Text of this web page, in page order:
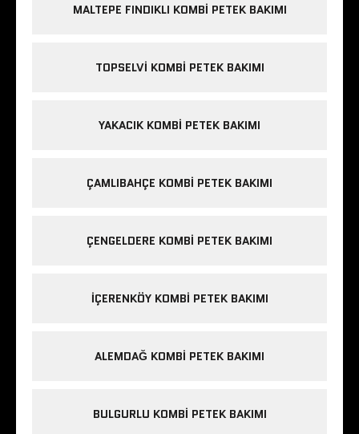
MALTEPE FINDIKLI KOMBI PETEK BAKIMI
TOPSELVI KOMBI PETEK BAKIMI
YAKACIK KOMBI PETEK BAKIMI
ÇAMLIBAHÇE KOMBI PETEK BAKIMI
ÇENGELDERE KOMBI PETEK BAKIMI
IÇERENKÖY KOMBI PETEK BAKIMI
ALEMDAĞ KOMBI PETEK BAKIMI
BULGURLU KOMBI PETEK BAKIMI